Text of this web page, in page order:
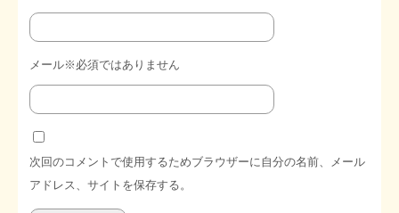
メール※必須ではありません
次回のコメントで使用するためブラウザーに自分の名前、メール
アドレス、サイトを保存する。